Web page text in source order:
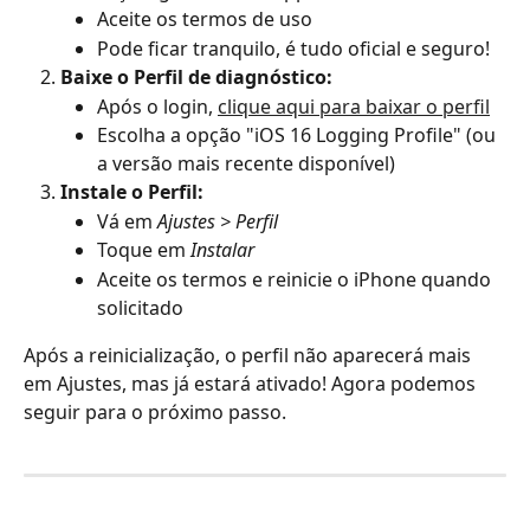
Aceite os termos de uso
Pode ficar tranquilo, é tudo oficial e seguro!
Baixe o Perfil de diagnóstico:
Após o login, clique aqui para baixar o perfil
Escolha a opção "iOS 16 Logging Profile" (ou
a versão mais recente disponível)
Instale o Perfil:
Vá em Ajustes > Perfil
Toque em Instalar
Aceite os termos e reinicie o iPhone quando
solicitado
Após a reinicialização, o perfil não aparecerá mais
em Ajustes, mas já estará ativado! Agora podemos
seguir para o próximo passo.